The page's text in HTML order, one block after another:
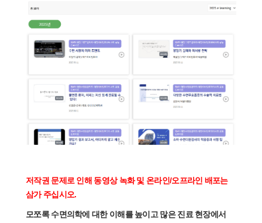
저작권 문제로 인해 동영상 녹화 및 온라인/오프라인 배포는
삼가 주십시오.
모쪼록 수면의학에 대한 이해를 높이고 많은 진료 현장에서